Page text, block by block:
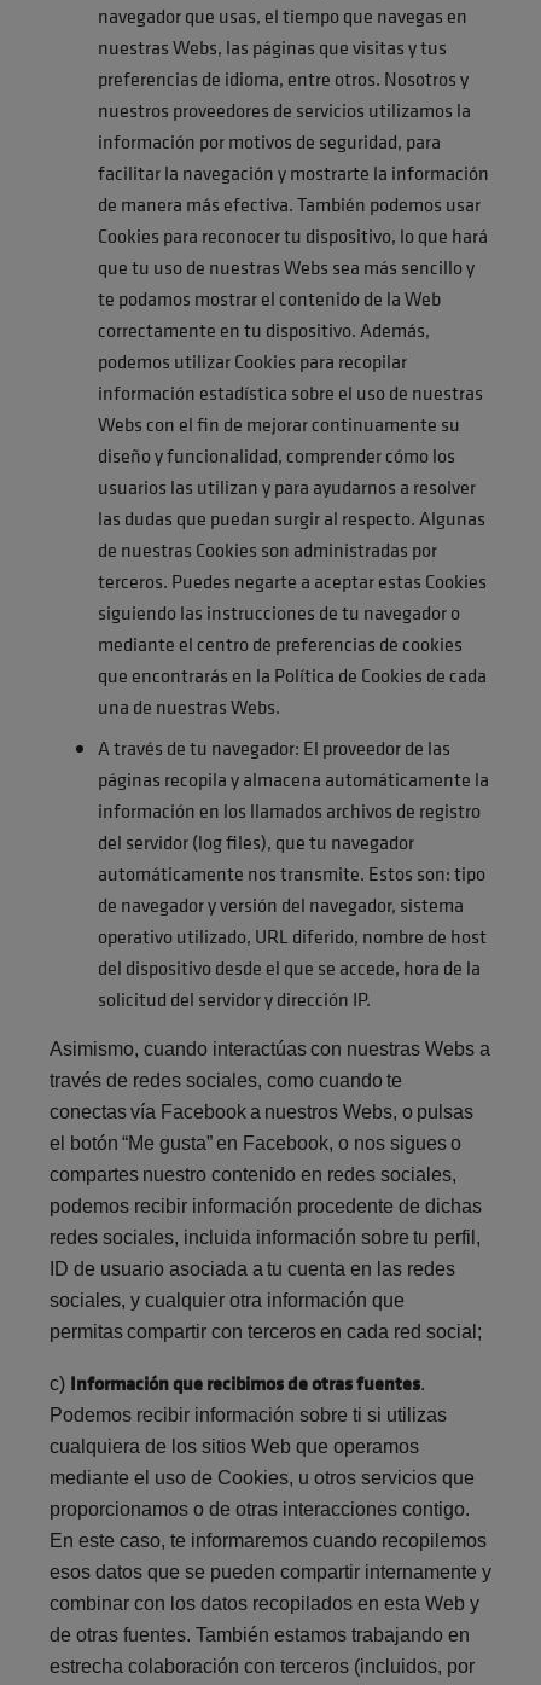
navegador que usas, el tiempo que navegas en
nuestras Webs, las páginas que visitas y tus
preferencias de idioma, entre otros. Nosotros y
nuestros proveedores de servicios utilizamos la
información por motivos de seguridad, para
facilitar la navegación y mostrarte la información
de manera más efectiva. También podemos usar
Cookies para reconocer tu dispositivo, lo que hará
que tu uso de nuestras Webs sea más sencillo y
te podamos mostrar el contenido de la Web
correctamente en tu dispositivo. Además,
podemos utilizar Cookies para recopilar
información estadística sobre el uso de nuestras
Webs con el fin de mejorar continuamente su
diseño y funcionalidad, comprender cómo los
usuarios las utilizan y para ayudarnos a resolver
las dudas que puedan surgir al respecto. Algunas
de nuestras Cookies son administradas por
terceros. Puedes negarte a aceptar estas Cookies
siguiendo las instrucciones de tu navegador o
mediante el centro de preferencias de cookies
que encontrarás en la Política de Cookies de cada
una de nuestras Webs.
A través de tu navegador: El proveedor de las
páginas recopila y almacena automáticamente la
información en los llamados archivos de registro
del servidor (log files), que tu navegador
automáticamente nos transmite. Estos son: tipo
de navegador y versión del navegador, sistema
operativo utilizado, URL diferido, nombre de host
del dispositivo desde el que se accede, hora de la
solicitud del servidor y dirección IP.
Asimismo, cuando interactúas con nuestras Webs a
través de redes sociales, como cuando te
conectas vía Facebook a nuestros Webs, o pulsas
el botón “Me gusta” en Facebook, o nos sigues o
compartes nuestro contenido en redes sociales,
podemos recibir información procedente de dichas
redes sociales, incluida información sobre tu perfil,
ID de usuario asociada a tu cuenta en las redes
sociales, y cualquier otra información que
permitas compartir con terceros en cada red social;
c) Información que recibimos de otras fuentes.
Podemos recibir información sobre ti si utilizas
cualquiera de los sitios Web que operamos
mediante el uso de Cookies, u otros servicios que
proporcionamos o de otras interacciones contigo.
En este caso, te informaremos cuando recopilemos
esos datos que se pueden compartir internamente y
combinar con los datos recopilados en esta Web y
de otras fuentes. También estamos trabajando en
estrecha colaboración con terceros (incluidos, por